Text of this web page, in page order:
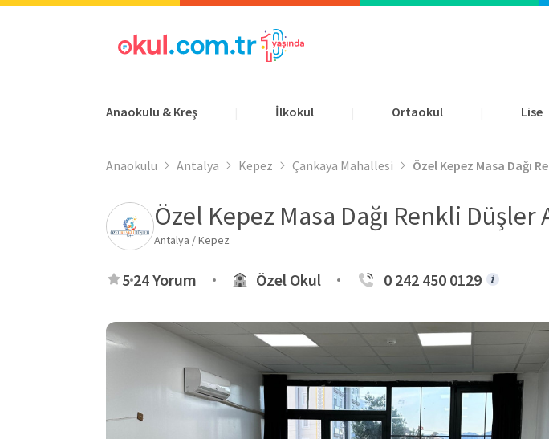
Anaokulu & Kreş İlkokul Ortaokul Lise
Anaokulu Antalya Kepez Çankaya Mahallesi Özel Kepez Masa Dağı
Özel Kepez Masa Dağı Renkli Düşler
Antalya / Kepez
5 24 Yorum Özel Okul 0 242 450 0129